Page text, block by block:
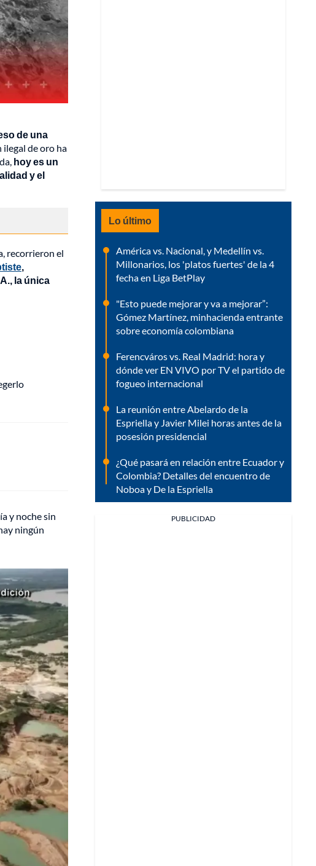
de una
ilegal de oro ha
hoy es un
y el
recorrieron el
la única
y noche sin
ningún
Lo último
América vs. Nacional, y Medellín vs.
Millonarios, los 'platos fuertes' de la 4
fecha en Liga BetPlay
"Esto puede mejorar y va a mejorar”:
Gómez Martínez, minhacienda entrante
sobre economía colombiana
Ferencváros vs. Real Madrid: hora y
dónde ver EN VIVO por TV el partido de
fogueo internacional
La reunión entre Abelardo de la
Espriella y Javier Milei horas antes de la
posesión presidencial
¿Qué pasará en relación entre Ecuador y
Colombia? Detalles del encuentro de
Noboa y De la Espriella
PUBLICIDAD